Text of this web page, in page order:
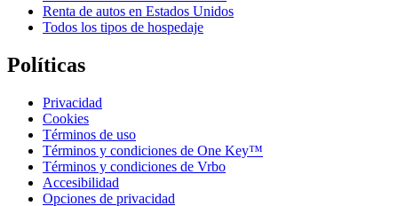
Renta de autos en Estados Unidos
Todos los tipos de hospedaje
Políticas
Privacidad
Cookies
Términos de uso
Términos y condiciones de One Key™
Términos y condiciones de Vrbo
Accesibilidad
Opciones de privacidad